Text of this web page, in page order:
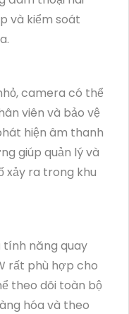
và kiểm soát
camera có thể
viên và bảo vệ
hiện âm thanh
giúp quản lý và
xảy ra trong khu
tính năng quay
rất phù hợp cho
theo dõi toàn bộ
hóa và theo